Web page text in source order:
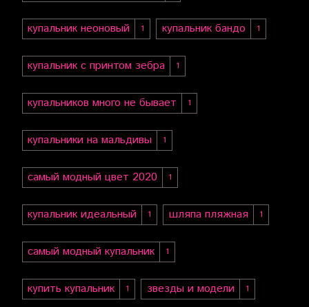
купальник неоновый 1 купальник бандо 1
купальник с принтом зебра 1
купальников много не бывает 1
купальники на мальдивы 1
самый модный цвет 2020 1
купальник идеальный 1 шляпа пляжная 1
самый модный купальник 1
купить купальник 1 звезды и модели 1